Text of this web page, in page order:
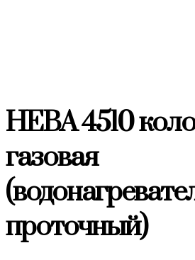
НЕВА 4510
газовая
проточный)